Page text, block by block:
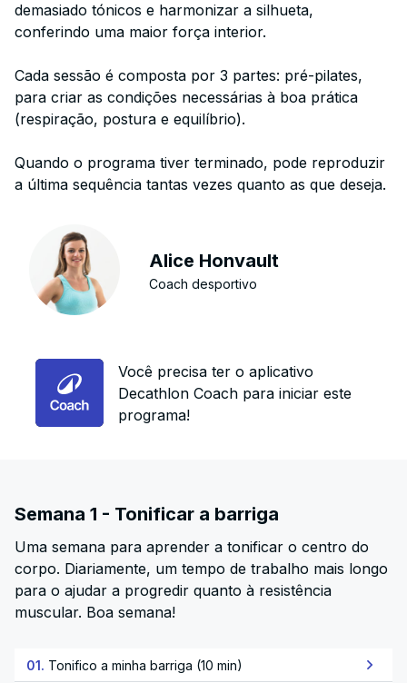
demasiado tónicos e harmonizar a silhueta,
conferindo uma maior força interior.
Cada sessão é composta por 3 partes: pré-pilates,
para criar as condições necessárias à boa prática
(respiração, postura e equilíbrio).
Quando o programa tiver terminado, pode reproduzir
a última sequência tantas vezes quanto as que deseja.
Alice Honvault
Coach desportivo
Você precisa ter o aplicativo
Decathlon Coach para iniciar este
programa!
Semana 1 - Tonificar a barriga
Uma semana para aprender a tonificar o centro do
corpo. Diariamente, um tempo de trabalho mais longo
para o ajudar a progredir quanto à resistência
muscular. Boa semana!
01. Tonifico a minha barriga (10 min)